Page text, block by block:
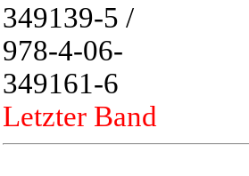
349139-5 /
978-4-06-
349161-6
Letzter Band